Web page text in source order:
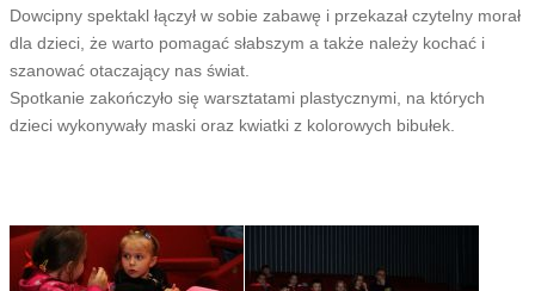
Dowcipny spektakl łączył w sobie zabawę i przekazał czytelny morał
dla dzieci, że warto pomagać słabszym a także należy kochać i
szanować otaczający nas świat.
Spotkanie zakończyło się warsztatami plastycznymi, na których
dzieci wykonywały maski oraz kwiatki z kolorowych bibułek.